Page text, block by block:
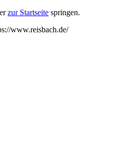
zur Startseite springen.
www.reisbach.de/